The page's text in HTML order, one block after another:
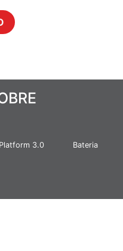
3.0 Bateria